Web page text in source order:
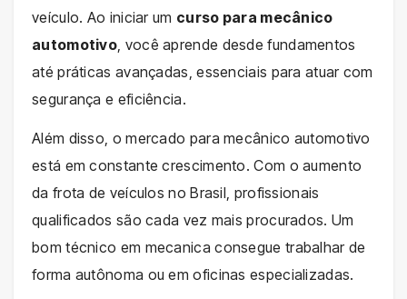
veículo. Ao iniciar um curso para mecânico
automotivo , você aprende desde fundamentos
até práticas avançadas, essenciais para atuar com
segurança e eficiência.
Além disso, o mercado para mecânico automotivo
está em constante crescimento. Com o aumento
da frota de veículos no Brasil, profissionais
qualificados são cada vez mais procurados. Um
bom técnico em mecanica consegue trabalhar de
forma autônoma ou em oficinas especializadas.